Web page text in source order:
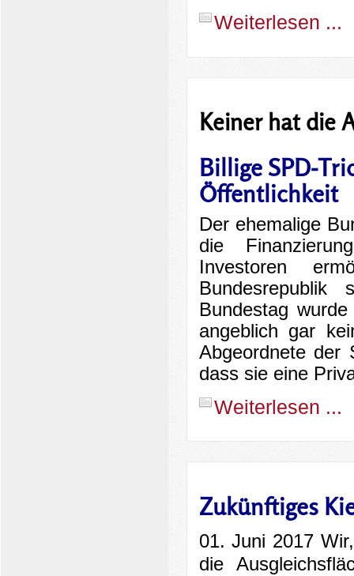
Weiterlesen ...
Keiner hat die
Billige SPD-
Öffentlichkeit
Der ehemalige
die
Investoren
Bundestag
angeblich gar
Abgeordnete der
dass sie eine
Weiterlesen ...
Zukünftiges
01. Juni 2017
die